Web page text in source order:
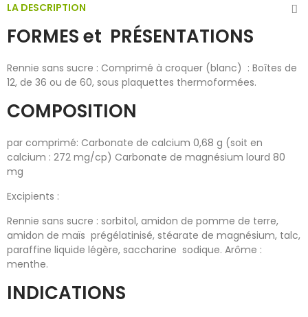
LA DESCRIPTION
FORMES et PRÉSENTATIONS
Rennie sans sucre : Comprimé à croquer (blanc) : Boîtes de
12, de 36 ou de 60, sous plaquettes thermoformées.
COMPOSITION
par comprimé: Carbonate de calcium 0,68 g (soit en
calcium : 272 mg/cp) Carbonate de magnésium lourd 80
mg
Excipients :
Rennie sans sucre : sorbitol, amidon de pomme de terre,
amidon de maïs prégélatinisé, stéarate de magnésium, talc,
paraffine liquide légère, saccharine sodique. Arôme :
menthe.
INDICATIONS